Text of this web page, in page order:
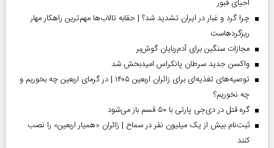
احیای قبور
چرا گرد و غبار در ایران تشدید شد؟ | حقابه تالاب‌ها مهم‌ترین راهکار مهار
ریزگردهاست
مجازات سنگین برای آدم‌ربایان گوش‌بر
واکسن جدید سرطان پانکراس امیدبخش شد
توصیه‌های تغذیه‌ای برای زائران اربعین ۱۴۰۵ | در گرمای اربعین چه بخوریم و
چه نخوریم؟
گره قتل در دی‌جی پارتی با ۵۰ قسم باز می‌شود
ثبت‌نام بیش از یک میلیون نفر در سماح | زائران «همیار اربعین» را نصب
کنند